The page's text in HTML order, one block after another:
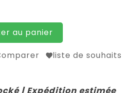
au panier
liste de souhaits
| Expédition estimée